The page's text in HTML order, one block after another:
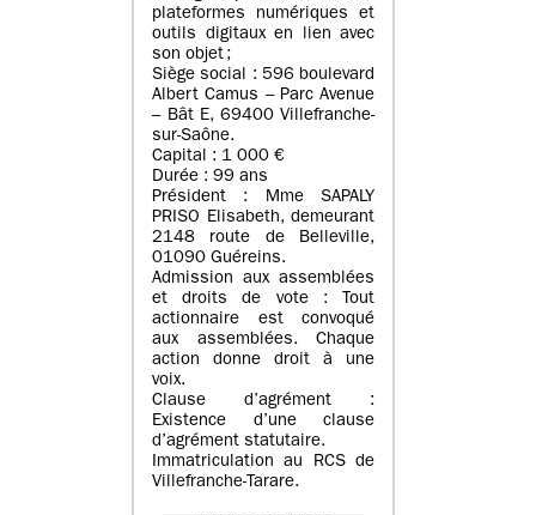
plateformes numériques et
outils digitaux en lien avec
son objet ;
Siège social : 596 boulevard
Albert Camus – Parc Avenue
– Bât E, 69400 Villefranche-
sur-Saône.
Capital : 1 000 €
Durée : 99 ans
Président : Mme SAPALY
PRISO Elisabeth, demeurant
2148 route de Belleville,
01090 Guéreins.
Admission aux assemblées
et droits de vote : Tout
actionnaire est convoqué
aux assemblées. Chaque
action donne droit à une
voix.
Clause d’agrément :
Existence d’une clause
d’agrément statutaire.
Immatriculation au RCS de
Villefranche-Tarare.